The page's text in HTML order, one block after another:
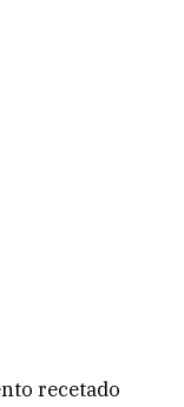
recetado